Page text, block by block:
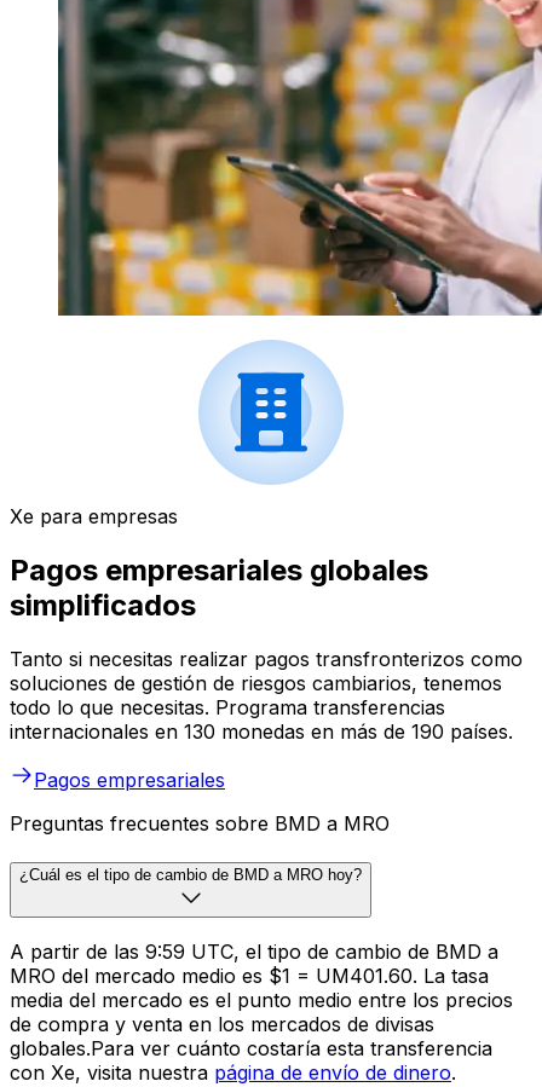
Xe para empresas
Pagos empresariales globales
simplificados
Tanto si necesitas realizar pagos transfronterizos como
soluciones de gestión de riesgos cambiarios, tenemos
todo lo que necesitas. Programa transferencias
internacionales en 130 monedas en más de 190 países.
Pagos empresariales
Preguntas frecuentes sobre BMD a MRO
¿Cuál es el tipo de cambio de BMD a MRO hoy?
A partir de las 9:59 UTC, el tipo de cambio de BMD a
MRO del mercado medio es $1 = UM401.60. La tasa
media del mercado es el punto medio entre los precios
de compra y venta en los mercados de divisas
globales.Para ver cuánto costaría esta transferencia
con Xe, visita nuestra página de envío de dinero.